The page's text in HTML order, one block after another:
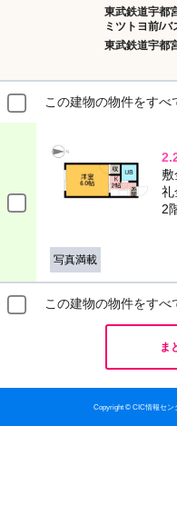
東武鉄道宇都
ミツトヨ前/
東武鉄道宇都
この建物の物件をすべ
敷
礼
2
写真満載
この建物の物件をすべ
ま
Copyright © CIC情報セン